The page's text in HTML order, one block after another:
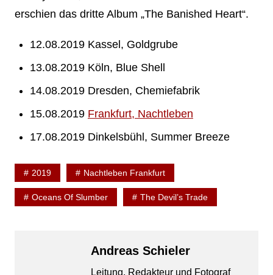
erschien das dritte Album „The Banished Heart“.
12.08.2019 Kassel, Goldgrube
13.08.2019 Köln, Blue Shell
14.08.2019 Dresden, Chemiefabrik
15.08.2019 Frankfurt, Nachtleben
17.08.2019 Dinkelsbühl, Summer Breeze
2019 Nachtleben Frankfurt
Oceans Of Slumber The Devil’s Trade
Andreas Schieler
Leitung, Redakteur und Fotograf